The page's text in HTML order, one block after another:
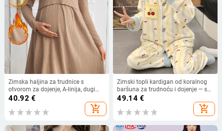
Zimska haljina za trudnice s
otvorom za dojenje, A-linija, dugi
rukav, poliester, visok ovratnik
40.92 €
add_shopping_cart
Zimski topli kardigan od koralnog
baršuna za trudnoću i dojenje — set
pidžama od flanelne tkanine s
49.14€
add_shopping_cart